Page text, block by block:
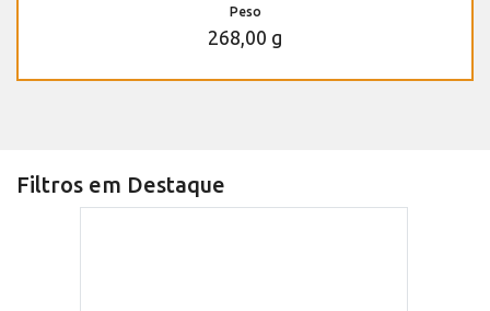
Peso
268,00 g
Filtros em Destaque